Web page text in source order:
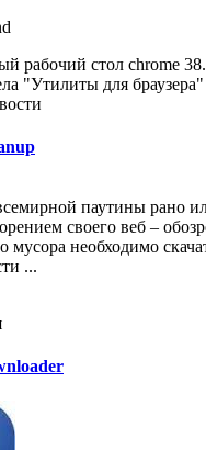
рабочий стол chrome
"Утилиты для браузера"
паутины рано
своего веб –
мусора необходимо
...